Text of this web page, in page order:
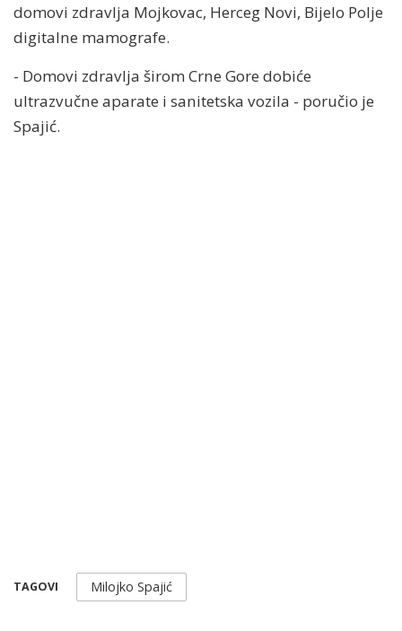
domovi zdravlja Mojkovac, Herceg Novi, Bijelo Polje
digitalne mamografe.
- Domovi zdravlja širom Crne Gore dobiće
ultrazvučne aparate i sanitetska vozila - poručio je
Spajić.
TAGOVI Milojko Spajić